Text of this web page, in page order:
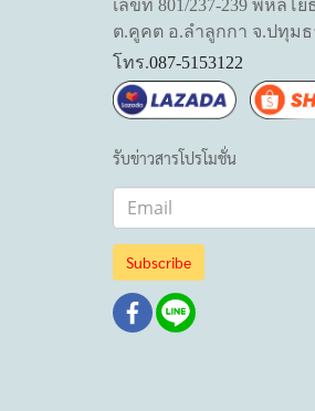
เลขที่ 801/237-239 พหลโย
ต.คูคต อ.ลำลูกกา จ.ปทุมธ
โทร.087-5153122
รับข่าวสารโปรโมชั่น
Subscribe